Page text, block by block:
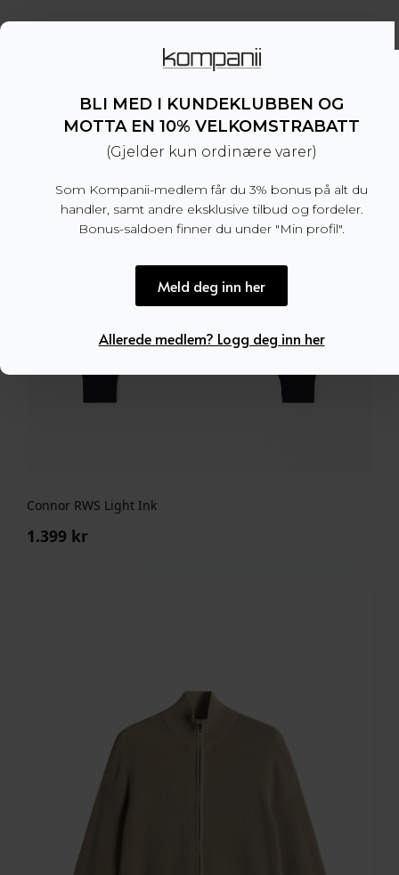
Connor RWS Light Ink
1.399 kr
BLI MED I KUNDEKLUBBEN OG
MOTTA EN 10% VELKOMSTRABATT
(Gjelder kun ordinære varer)
Som Kompanii-medlem får du 3% bonus på alt du
handler, samt andre eksklusive tilbud og fordeler.
Bonus-saldoen finner du under "Min profil".
Meld deg inn her
Allerede medlem? Logg deg inn her